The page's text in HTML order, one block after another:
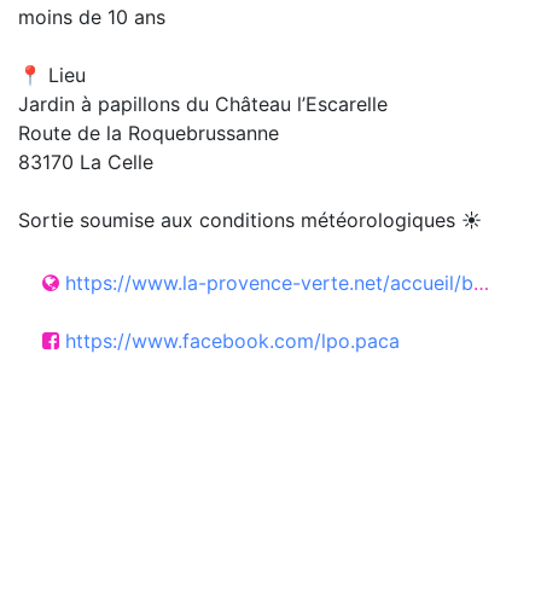
moins de 10 ans
📍 Lieu
Jardin à papillons du Château l’Escarelle
Route de la Roquebrussanne
83170 La Celle
Sortie soumise aux conditions météorologiques ☀️
https://www.la-provence-verte.net/accueil/boutique-en-ligne.php?prod=60921
https://www.facebook.com/lpo.paca